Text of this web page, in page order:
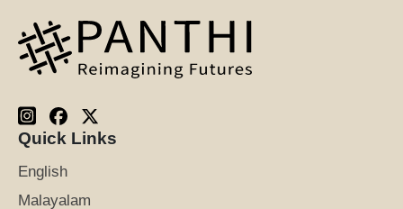
Quick Links
English
Malayalam